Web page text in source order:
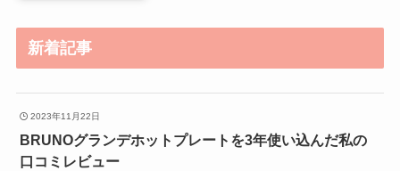
新着記事
2023年11月22日
BRUNOグランデホットプレートを3年使い込んだ私の
口コミレビュー